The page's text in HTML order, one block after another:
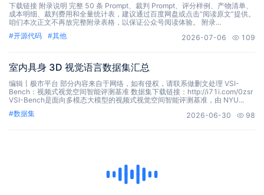
下载链接 附录说明 完整 50 条 Prompt、裁判 Prompt、评分样例、产物清单、
成本明细、裁判费用和全量统计表，建议通过百度网盘或点击“阅读原文”提供。
咱们本次正文不再放完整附录表格，以保证公众号阅读体验。 附录...
#开源代码 #其他 2026-07-06 109
室内具身 3D 视觉语言数据集汇总
编辑丨极市平台 部分内容来自于网络，如有侵权，请联系做删文处理 VSI-
Bench：视频式视觉空间智能评测基准 数据集下载链接：http://i71i.com/0zsr
VSI-Bench是面向多模态大模型的视频式视觉空间智能评测基准，由 NYU...
#数据集 2026-06-30 98